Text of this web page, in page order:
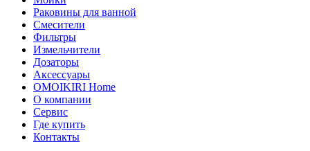
Раковины для ванной
Смесители
Фильтры
Измельчители
Дозаторы
Аксессуары
OMOIKIRI Home
О компании
Сервис
Где купить
Контакты